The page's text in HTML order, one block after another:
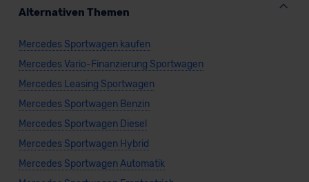
Alternativen Themen
Mercedes Sportwagen kaufen
Mercedes Vario-Finanzierung Sportwagen
Mercedes Leasing Sportwagen
Mercedes Sportwagen Benzin
Mercedes Sportwagen Diesel
Mercedes Sportwagen Hybrid
Mercedes Sportwagen Automatik